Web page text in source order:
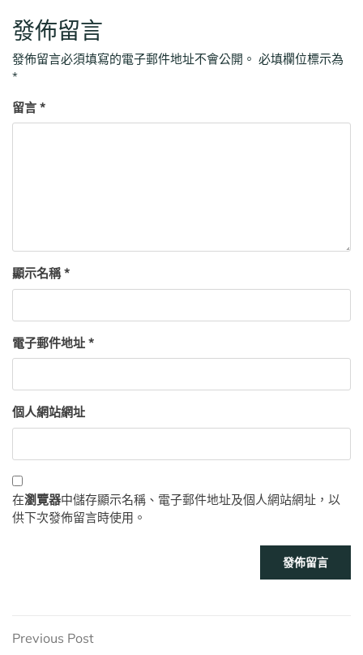
發佈留言
發佈留言必須填寫的電子郵件地址不會公開。 必填欄位標示為
*
留言 *
顯示名稱*
電子郵件地址 *
個人網站網址
在瀏覽器中儲存顯示名稱、電子郵件地址及個人網站網址，以
供下次發佈留言時使用。
文
Previous
Previous Post